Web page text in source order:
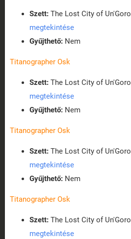
Szett: The Lost City of
megtekintése
Gyűjthető: Nem
Titanographer Osk
Szett: The Lost City of
megtekintése
Gyűjthető: Nem
Titanographer Osk
Szett: The Lost City of
megtekintése
Gyűjthető: Nem
Titanographer Osk
Szett: The Lost City of
megtekintése